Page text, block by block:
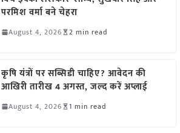
परमिश वर्मा बने चेहरा
August 4, 2026 2 min read
कृषि यंत्रों पर सब्सिडी चाहिए? आवेदन की
आखिरी तारीख 4 अगस्त, जल्द करें अप्लाई
August 4, 2026 1 min read